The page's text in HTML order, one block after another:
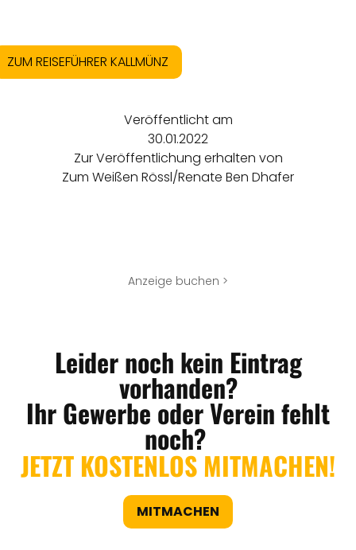
ZUM REISEFÜHRER KALLMÜNZ
Veröffentlicht am
30.01.2022
Zur Veröffentlichung erhalten von
Zum Weißen Rössl/Renate Ben Dhafer
Anzeige buchen >
Leider noch kein Eintrag
vorhanden?
Ihr Gewerbe oder Verein fehlt
noch?
JETZT KOSTENLOS MITMACHEN!
MITMACHEN